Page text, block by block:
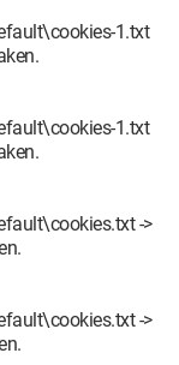
1.txt
1.txt
->
->